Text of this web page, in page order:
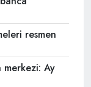
resmen
Ay